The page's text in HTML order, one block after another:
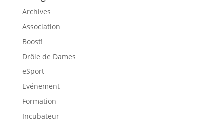
Archives
Association
Boost!
Drôle de Dames
eSport
Evénement
Formation
Incubateur